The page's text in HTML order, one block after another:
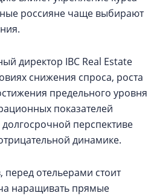
россияне чаще выбирают
директор IBC Real Estate
снижения спроса, роста
предельного уровня
показателей
перспективе
динамике.
отельерами стоит
наращивать прямые